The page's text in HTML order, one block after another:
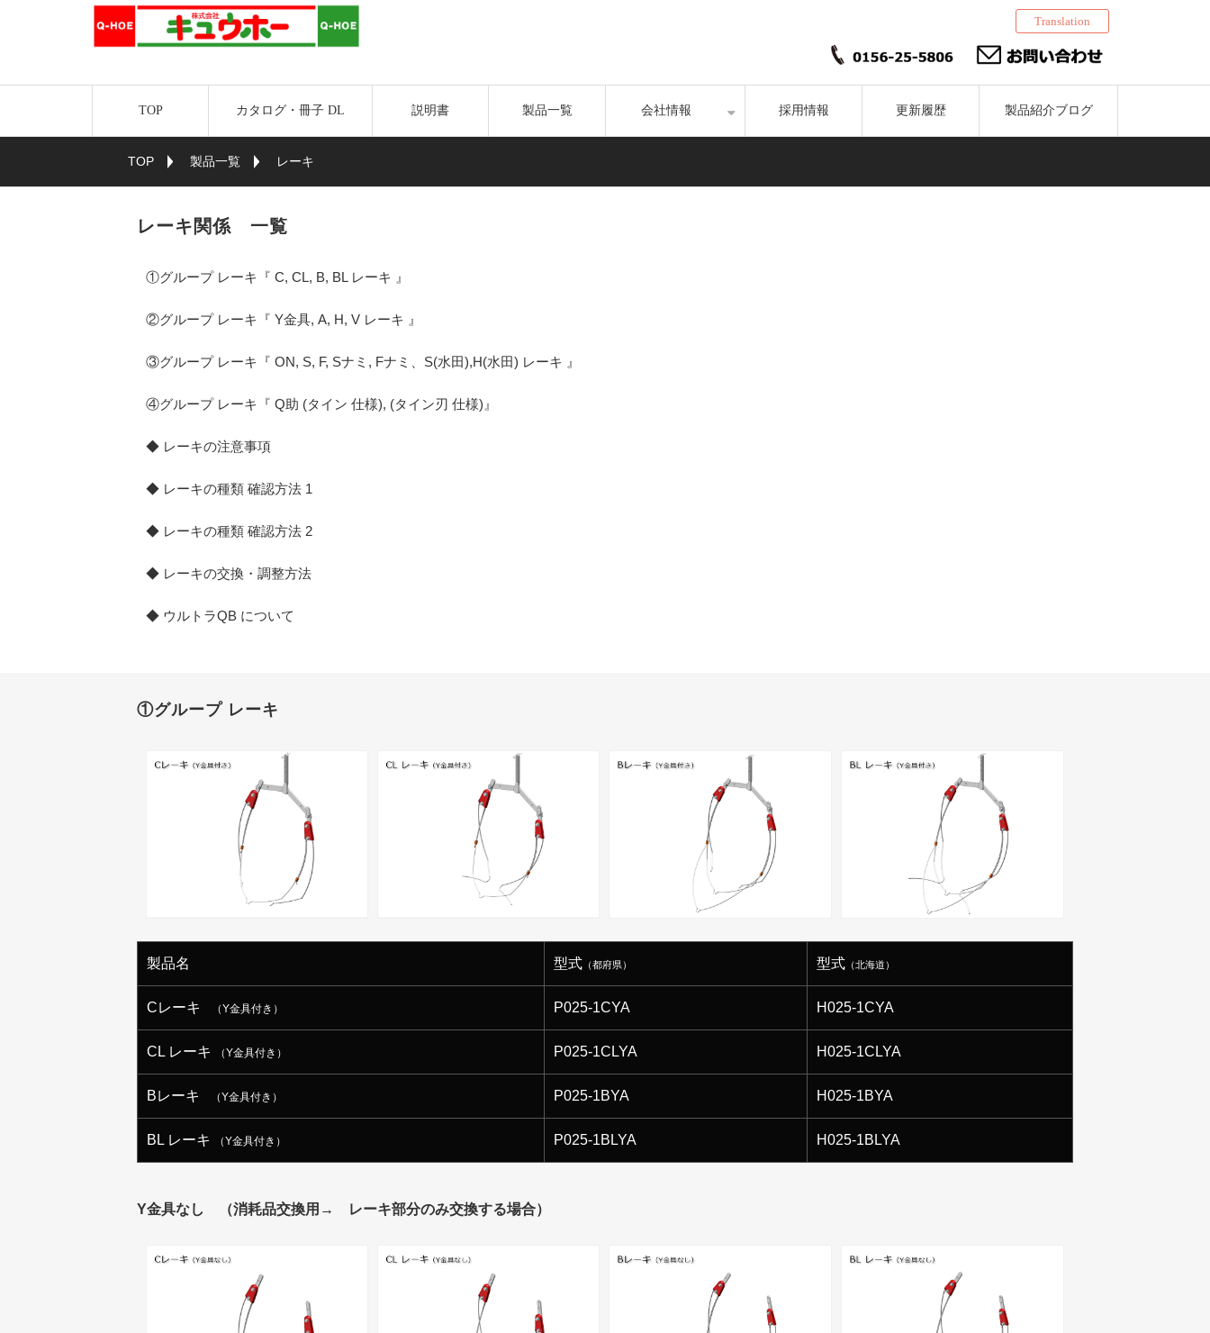
Translation
TOP カタログ・冊子 DL 説明書 製品一覧 会社情報 採用情報 更新履歴 製品紹介ブログ
TOP 製品一覧 レーキ
レーキ関係 一覧
①グループ レーキ『 C, CL, B, BL レーキ 』
②グループ レーキ『 Y金具, A, H, V レーキ 』
③グループ レーキ『 ON, S, F, Sナミ, Fナミ、S(水田),H(水田) レーキ 』
④グループ レーキ『 Q助 (タイン 仕様), (タイン刃 仕様)』
◆ レーキの注意事項
◆ レーキの種類 確認方法 1
◆ レーキの種類 確認方法 2
◆ レーキの交換・調整方法
◆ ウルトラQB について
①グループ レーキ
製品名 型式 （都府県） 型式 （北海道）
Cレーキ （Y金具付き） P025-1CYA H025-1CYA
CL レーキ （Y金具付き） P025-1CLYA H025-1CLYA
Bレーキ （Y金具付き） P025-1BYA H025-1BYA
BL レーキ （Y金具付き） P025-1BLYA H025-1BLYA
Y金具なし （消耗品交換用→ レーキ部分のみ交換する場合）